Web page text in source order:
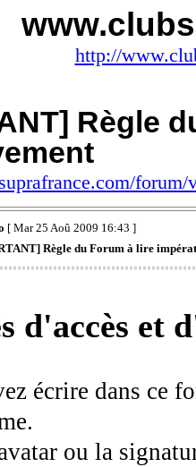
http://
Règle
[ Mar 25 Aoû 2009 16:43 ]
Règle du Forum à lire
d'accès et
écrire dans ce
ou la